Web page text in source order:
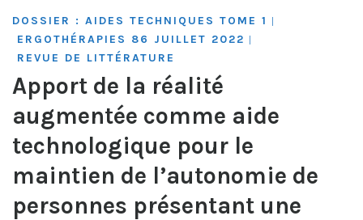
DOSSIER : AIDES TECHNIQUES TOME 1 |
ERGOTHÉRAPIES 86 JUILLET 2022 |
REVUE DE LITTÉRATURE
Apport de la réalité
augmentée comme aide
technologique pour le
maintien de l’autonomie de
personnes présentant une